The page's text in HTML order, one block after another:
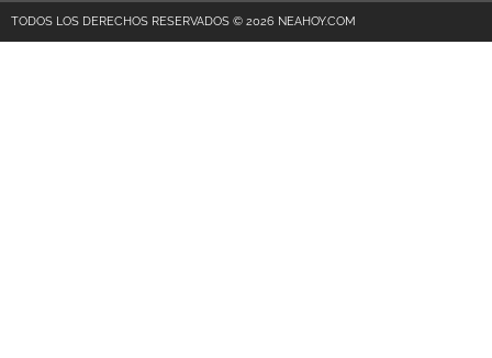
TODOS LOS DERECHOS RESERVADOS © 2026 NEAHOY.COM